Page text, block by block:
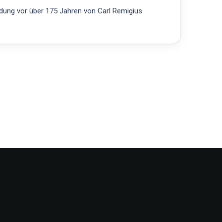
vor über 175 Jahren von Carl Remigius